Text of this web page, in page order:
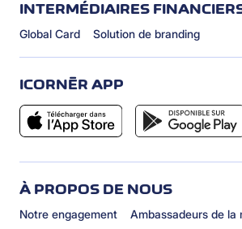
INTERMÉDIAIRES
Global Card Solution de branding
ICORNÈR APP
À PROPOS DE NOUS
Notre engagement
Ambassadeurs de la